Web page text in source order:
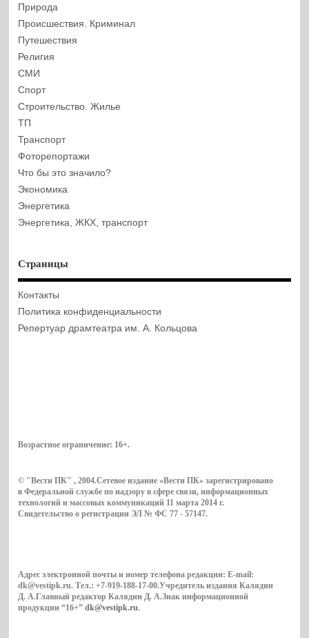
Природа
Происшествия. Криминал
Путешествия
Религия
СМИ
Спорт
Строительство. Жилье
ТП
Транспорт
Фоторепортажи
Что бы это значило?
Экономика
Энергетика
Энергетика, ЖКХ, транспорт
Страницы
Контакты
Политика конфиденциальности
Репертуар драмтеатра им. А. Кольцова
Возрастное ограничение: 16+.
© "Вести ПК" , 2004.Сетевое издание «Вести ПК» зарегистрировано
в Федеральной службе по надзору в сфере связи, информационных
технологий и массовых коммуникаций 11 марта 2014 г.
Свидетельство о регистрации ЭЛ № ФС 77 - 57147.
Адрес электронной почты и номер телефона редакции: E-mail:
dk@vestipk.ru. Тел.: +7-919-188-17-00.Учредитель издания Калядин
Д. А.Главный редактор Калядин Д. А.Знак информационной
продукции “16+”dk@vestipk.ru.